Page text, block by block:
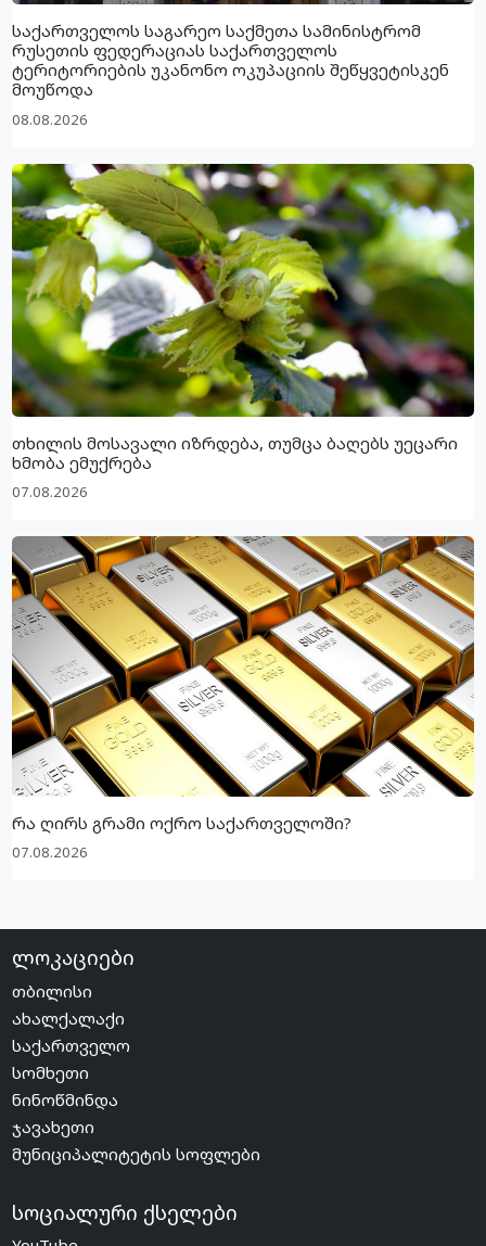
საქართველოს საგარეო საქმეთა სამინისტრომ
რუსეთის ფედერაციას საქართველოს
ტერიტორიების უკანონო ოკუპაციის შეწყვეტისკენ
მოუწოდა
08.08.2026
თხილის მოსავალი იზრდება, თუმცა ბაღებს უეცარი
ხმობა ემუქრება
07.08.2026
რა ღირს გრამი ოქრო საქართველოში?
07.08.2026
ლოკაციები
თბილისი
ახალქალაქი
საქართველო
სომხეთი
ნინოწმინდა
ჯავახეთი
მუნიციპალიტეტის სოფლები
სოციალური ქსელები